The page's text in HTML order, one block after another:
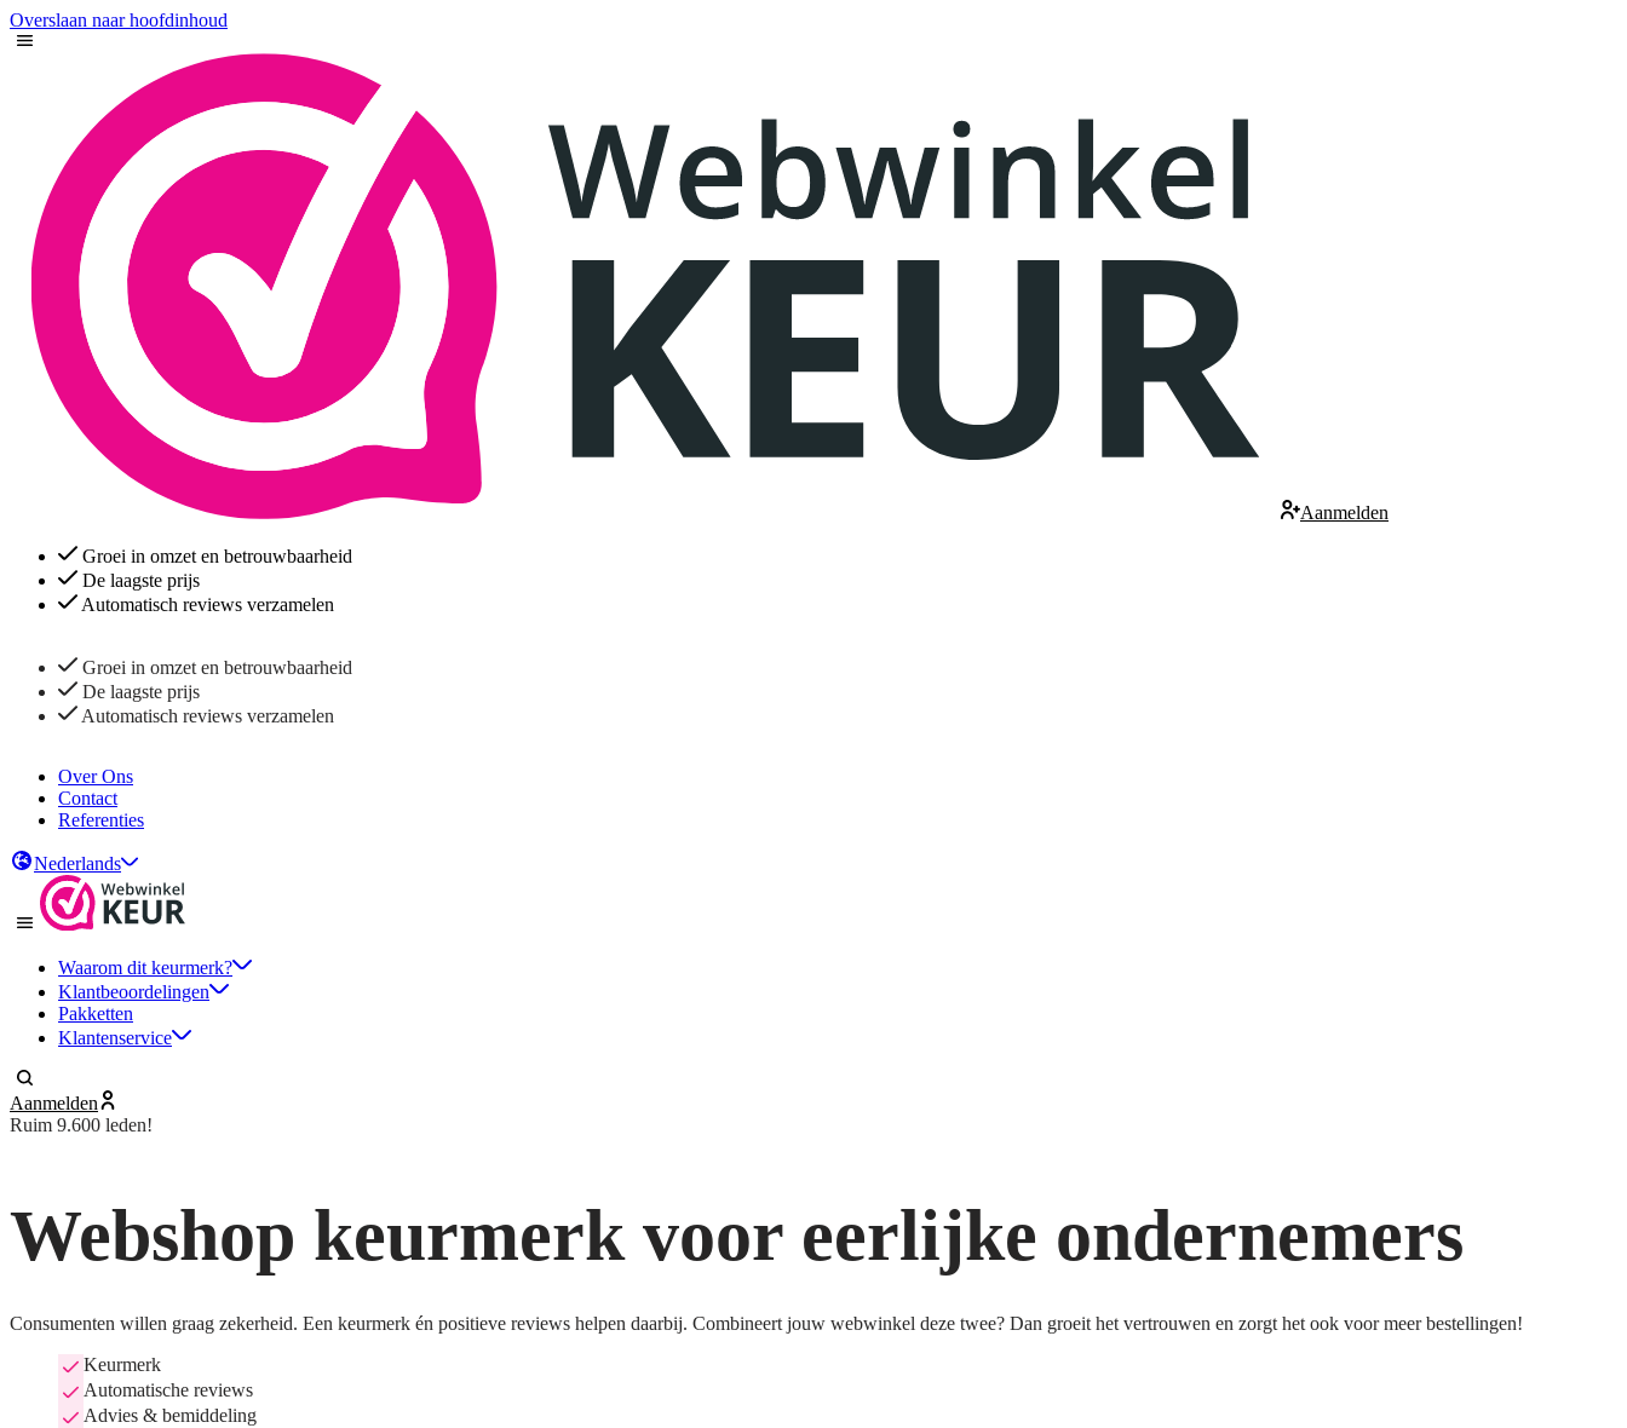
Overslaan naar hoofdinhoud
Aanmelden
Groei in omzet en betrouwbaarheid
De laagste prijs
Automatisch reviews verzamelen
Groei in omzet en betrouwbaarheid
De laagste prijs
Automatisch reviews verzamelen
Over Ons
Contact
Referenties
Nederlands
Waarom dit keurmerk?
Klantbeoordelingen
Pakketten
Klantenservice
Aanmelden
Ruim 9.600 leden!
Webshop keurmerk voor eerlijke ondernemers
Consumenten willen graag zekerheid. Een keurmerk én positieve reviews helpen daarbij. Combineert jouw webwinkel deze twee? Dan groeit het vertrouwen en zorgt het ook voor meer bestellingen!
Keurmerk
Automatische reviews
Advies & bemiddeling